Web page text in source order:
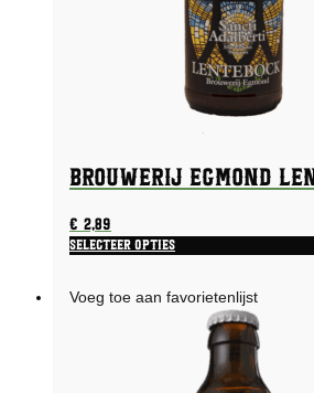
Brouwerij Egmond
€ 2,89
Selecteer opties
Voeg toe aan favorietenlijst